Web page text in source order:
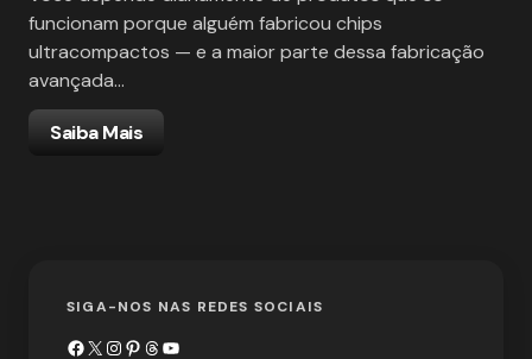
funcionam porque alguém fabricou chips
ultracompactos — e a maior parte dessa fabricação
avançada…
Saiba Mais
SIGA-NOS NAS REDES SOCIAIS